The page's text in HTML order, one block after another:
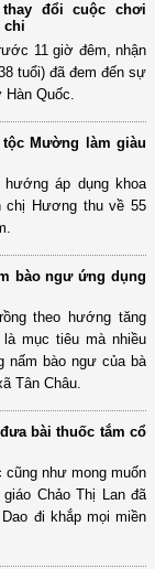
thay đổi cuộc chơi
chi
11 giờ đêm, nhận
tuổi) đã đem đến sự
Quốc.
Mường làm giàu
áp dụng khoa
chị Hương thu về 55
bào ngư ứng dụng
theo hướng tăng
mục tiêu mà nhiều
nấm bào ngư của bà
Tân Châu.
bài thuốc tắm cổ
như mong muốn
Chảo Thị Lan đã
đi khắp mọi miền